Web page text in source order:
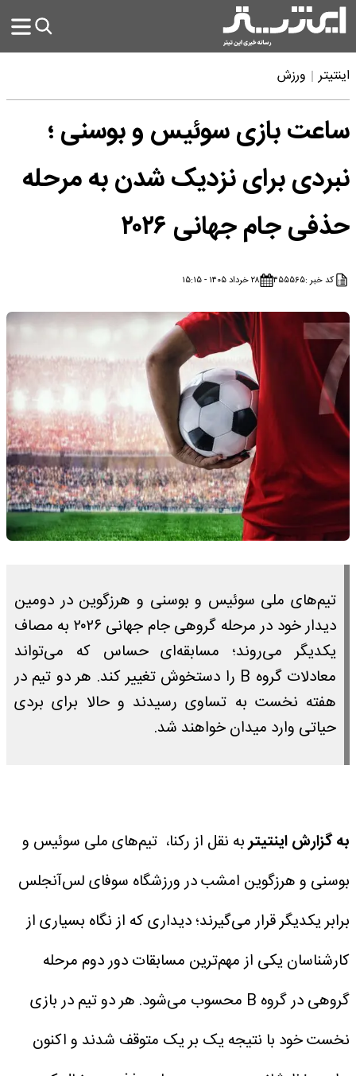
اینتیتر ورزش
ساعت بازی سوئیس و بوسنی ؛
نبردی برای نزدیک شدن به مرحله
حذفی جام جهانی ۲۰۲۶
کد خبر :۴۵۵۵۶۵ ۲۸ خرداد ۱۴۰۵ - ۱۵:۱۵
تیم‌های ملی سوئیس و بوسنی و هرزگوین در دومین
دیدار خود در مرحله گروهی جام جهانی ۲۰۲۶ به مصاف
یکدیگر می‌روند؛ مسابقه‌ای حساس که می‌تواند
معادلات گروه B را دستخوش تغییر کند. هر دو تیم در
هفته نخست به تساوی رسیدند و حالا برای بردی
حیاتی وارد میدان خواهند شد.
به گزارش اینتیتربه نقل از رکنا، تیم‌های ملی سوئیس و
بوسنی و هرزگوین امشب در ورزشگاه سوفای لس‌آنجلس
برابر یکدیگر قرار می‌گیرند؛ دیداری که از نگاه بسیاری از
کارشناسان یکی از مهم‌ترین مسابقات دور دوم مرحله
گروهی در گروه B محسوب می‌شود. هر دو تیم در بازی
نخست خود با نتیجه یک بر یک متوقف شدند و اکنون